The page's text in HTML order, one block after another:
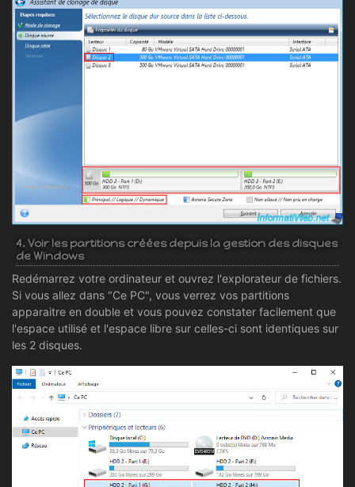
4. Voir les partitions créées depuis la gestion des disques
de Windows
Redémarrez votre ordinateur et ouvrez l'explorateur de fichiers.
Si vous allez dans "Ce PC", vous verrez vos partitions
apparaitre en double et vous pouvez constater facilement que
l'espace utilisé et l'espace libre sur celles-ci sont identiques sur
les 2 disques.